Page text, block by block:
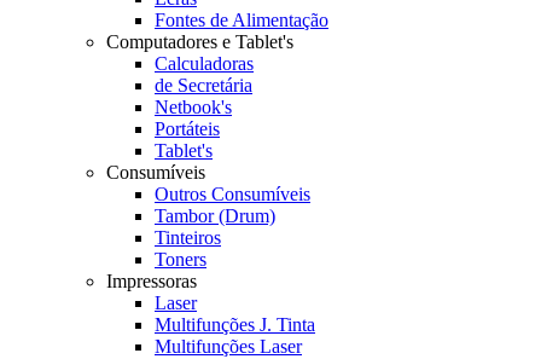
Fontes de Alimentação
Computadores e Tablet's
Calculadoras
de Secretária
Netbook's
Portáteis
Tablet's
Consumíveis
Outros Consumíveis
Tambor (Drum)
Tinteiros
Toners
Impressoras
Laser
Multifunções J. Tinta
Multifunções Laser